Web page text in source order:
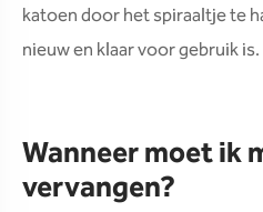
katoen door het spiraaltje te
nieuw en klaar voor gebruik is.
Wanneer moet ik
vervangen?